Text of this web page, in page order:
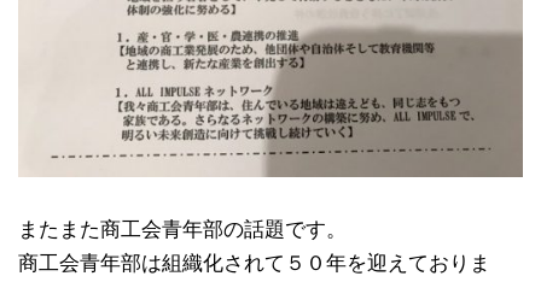
またまた商工会青年部の話題です。
商工会青年部は組織化されて５０年を迎えておりま